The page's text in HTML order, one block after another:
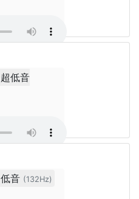
超低音
低音 (132Hz)